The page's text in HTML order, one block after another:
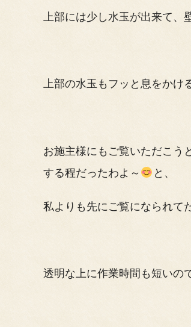
上部には少し水玉が出来て
上部の水玉もフッと息をかけ
お施主様にもご覧いただこう
する程だったわよ～
と、
私よりも先にご覧になられて
透明な上に作業時間も短いの